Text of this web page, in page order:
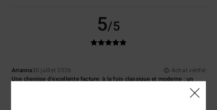
5/5
Arianna30 juillet 2026
Achat vérifié
Une chemise d'excellente facture, à la fois classique et moderne : un